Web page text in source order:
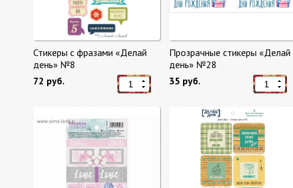
Стикеры с фразами «Делай
день» №8
72 руб.
Прозрачные стикеры «Делай
день» №28
35 руб.